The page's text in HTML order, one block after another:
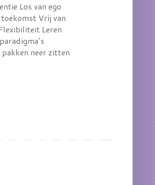
Los van ego
Vrij van
Leren
neer zitten